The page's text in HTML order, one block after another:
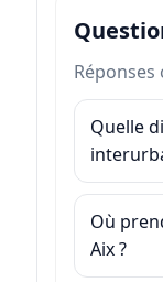
Quelle
Où
Aix ?